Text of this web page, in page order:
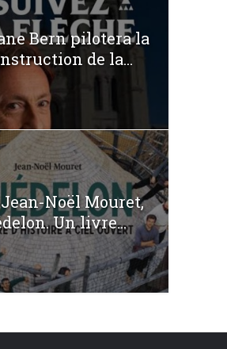
Bern pilotera la
de la...
Noël Mouret,
Un livre...